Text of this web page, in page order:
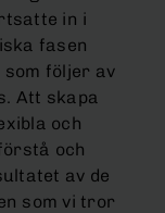
in i
fasen
följer av
Att skapa
och
och
av de
som vi tror